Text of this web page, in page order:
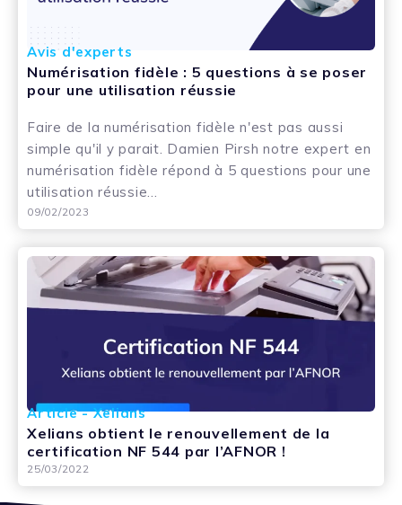
Avis d'experts
Numérisation fidèle : 5 questions à se poser
pour une utilisation réussie
Faire de la numérisation fidèle n'est pas aussi
simple qu'il y parait. Damien Pirsh notre expert en
numérisation fidèle répond à 5 questions pour une
utilisation réussie...
09/02/2023
Article - Xelians
Xelians obtient le renouvellement de la
certification NF 544 par l’AFNOR !
25/03/2022